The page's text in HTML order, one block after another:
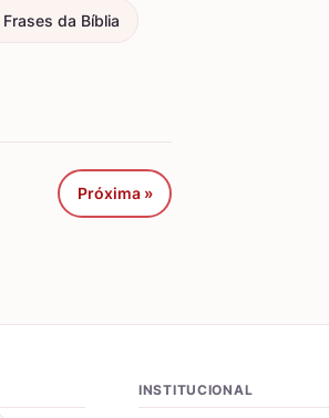
da Bíblia
Próxima »
INSTITUCIONAL